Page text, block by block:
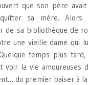
que son père
sa mère. Alors
de sa bibliothèque de
une vieille dame qui
temps plus
voir la vie amoureuses
du premier baiser à